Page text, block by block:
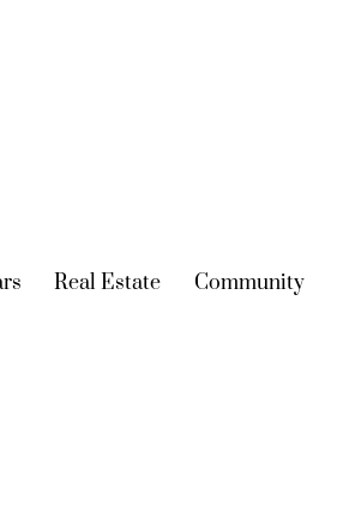
(current)
Real Estate (current)
Community